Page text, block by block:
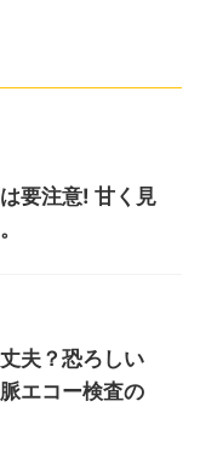
要注意! 甘く見
夫？恐ろしい
エコー検査の